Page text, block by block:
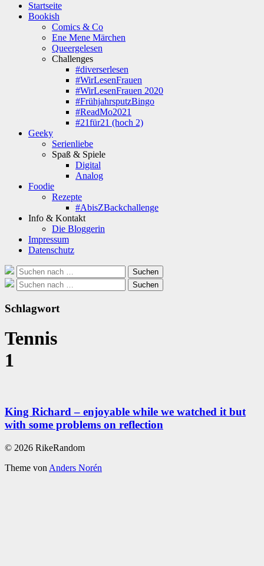
Startseite
Bookish
Comics & Co
Ene Mene Märchen
Queergelesen
Challenges
#diverserlesen
#WirLesenFrauen
#WirLesenFrauen 2020
#FrühjahrsputzBingo
#ReadMo2021
#21für21 (hoch 2)
Geeky
Serienliebe
Spaß & Spiele
Digital
Analog
Foodie
Rezepte
#AbisZBackchallenge
Info & Kontakt
Die Bloggerin
Impressum
Datenschutz
Suche
nach:
Suchen
Suche
nach:
Suchen
Schlagwort
Tennis
1
King Richard – enjoyable while we watched it but
with some problems on reflection
© 2026 RikeRandom
Theme von Anders Norén